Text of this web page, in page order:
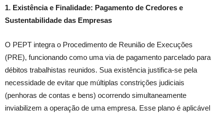
1. Existência e Finalidade: Pagamento de Credores e
Sustentabilidade das Empresas
O PEPT integra o Procedimento de Reunião de Execuções
(PRE), funcionando como uma via de pagamento parcelado para
débitos trabalhistas reunidos. Sua existência justifica-se pela
necessidade de evitar que múltiplas constrições judiciais
(penhoras de contas e bens) ocorrendo simultaneamente
inviabilizem a operação de uma empresa. Esse plano é aplicável